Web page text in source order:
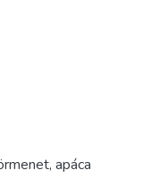
, apáca